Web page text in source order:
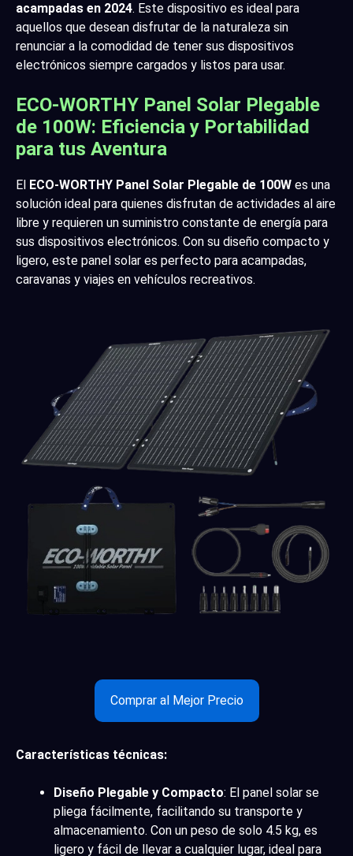
acampadas en 2024. Este dispositivo es ideal para
aquellos que desean disfrutar de la naturaleza sin
renunciar a la comodidad de tener sus dispositivos
electrónicos siempre cargados y listos para usar.
ECO-WORTHY Panel Solar Plegable
de 100W: Eficiencia y Portabilidad
para tus Aventura
El ECO-WORTHY Panel Solar Plegable de 100W es una
solución ideal para quienes disfrutan de actividades al aire
libre y requieren un suministro constante de energía para
sus dispositivos electrónicos. Con su diseño compacto y
ligero, este panel solar es perfecto para acampadas,
caravanas y viajes en vehículos recreativos.
Comprar al Mejor Precio
Características técnicas:
Diseño Plegable y Compacto: El panel solar se
pliega fácilmente, facilitando su transporte y
almacenamiento. Con un peso de solo 4.5 kg, es
ligero y fácil de llevar a cualquier lugar, ideal para